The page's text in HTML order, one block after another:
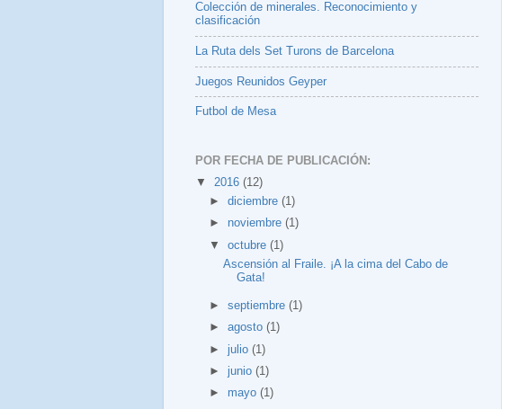
Colección de minerales. Reconocimiento y
clasificación
La Ruta dels Set Turons de Barcelona
Juegos Reunidos Geyper
Futbol de Mesa
POR FECHA DE PUBLICACIÓN:
▼ 2016 (12)
►diciembre(1)
► noviembre(1)
▼octubre(1)
Ascensión al Fraile. ¡A la cima del Cabo de
Gata!
►septiembre(1)
►agosto(1)
►julio(1)
►junio(1)
► mayo(1)